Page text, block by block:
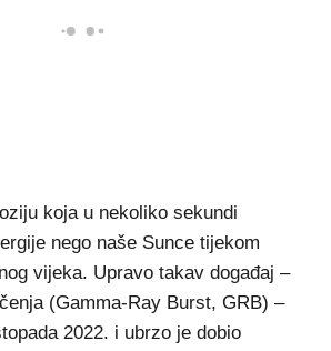
koja u nekoliko sekundi
nego naše Sunce tijekom
vijeka. Upravo takav događaj –
(Gamma-Ray Burst, GRB) –
2022. i ubrzo je dobio